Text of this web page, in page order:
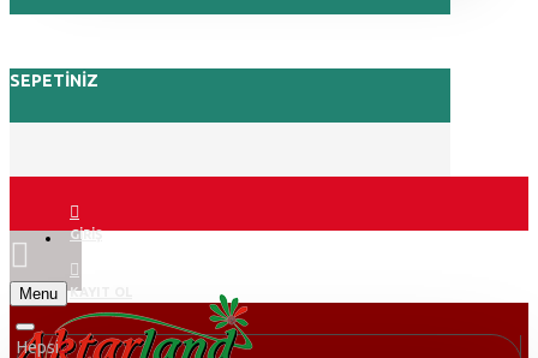
SEPETINIZ
GIRIŞ
KAYIT OL
Menu
Hepsi